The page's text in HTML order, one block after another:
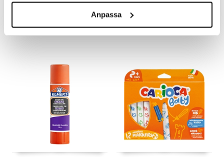
Anpassa
CRAZY CHIC
Mystiske tatoveringer som avsløres når tatoveringen er ferdig!
kr 79
ELMERS
kr 349